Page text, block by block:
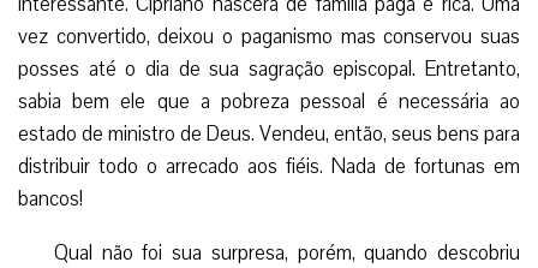
vez convertido, deixou o paganismo mas conservou suas
posses até o dia de sua sagração episcopal. Entretanto,
sabia bem ele que a pobreza pessoal é necessária ao
estado de ministro de Deus. Vendeu, então, seus bens para
distribuir todo o arrecado aos fiéis. Nada de fortunas em
bancos!
Qual não foi sua surpresa, porém, quando descobriu